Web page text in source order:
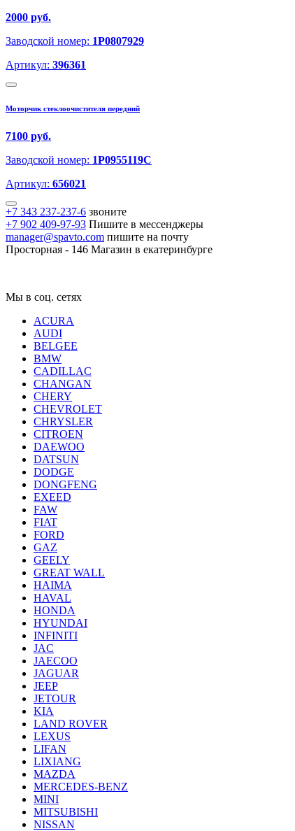
2000 руб.
Заводской номер: 1P0807929
Артикул: 396361
Моторчик стеклоочистителя передний
7100 руб.
Заводской номер: 1P0955119C
Артикул: 656021
+7 343 237-237-6 звоните
+7 902 409-97-93 Пишите в мессенджеры
manager@spavto.com пишите на почту
Просторная - 146 Магазин в екатеринбурге
Мы в соц. сетях
ACURA
AUDI
BELGEE
BMW
CADILLAC
CHANGAN
CHERY
CHEVROLET
CHRYSLER
CITROEN
DAEWOO
DATSUN
DODGE
DONGFENG
EXEED
FAW
FIAT
FORD
GAZ
GEELY
GREAT WALL
HAIMA
HAVAL
HONDA
HYUNDAI
INFINITI
JAC
JAECOO
JAGUAR
JEEP
JETOUR
KIA
LAND ROVER
LEXUS
LIFAN
LIXIANG
MAZDA
MERCEDES-BENZ
MINI
MITSUBISHI
NISSAN